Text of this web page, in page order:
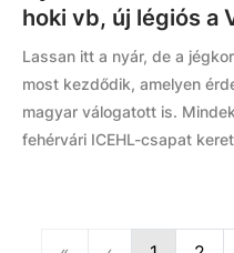
hoki vb, új légiós a
Lassan itt a nyár, de a
most kezdődik, amelyen
magyar válogatott is.
fehérvári ICEHL-csapat